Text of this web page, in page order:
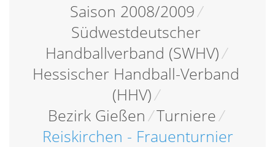
Saison 2008/2009/
Südwestdeutscher
Handballverband (SWHV)/
Hessischer Handball-Verband
(HHV)/
Bezirk Gießen /Turniere/
Reiskirchen - Frauenturnier